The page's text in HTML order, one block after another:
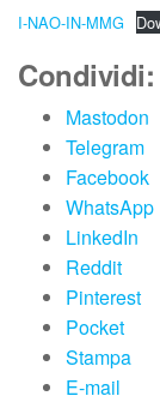
I-NAO-IN-MMG
Condividi:
Mastodon
Telegram
Facebook
WhatsApp
LinkedIn
Reddit
Pinterest
Pocket
Stampa
E-mail